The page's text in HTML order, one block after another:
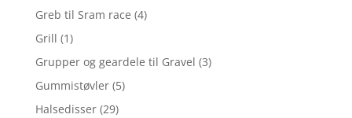
Greb til Sram race (4)
Grill (1)
Grupper og geardele til Gravel (3)
Gummistøvler (5)
Halsedisser (29)